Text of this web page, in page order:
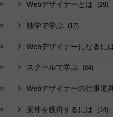
Webデザイナーとは (29)
独学で学ぶ (17)
Webデザイナーになるに
スクールで学ぶ (84)
Webデザイナーの仕事道
案件を獲得するには (14)